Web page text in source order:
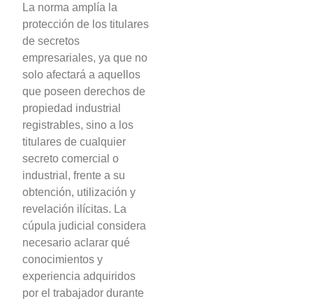
La norma amplía la
protección de los titulares
de secretos
empresariales, ya que no
solo afectará a aquellos
que poseen derechos de
propiedad industrial
registrables, sino a los
titulares de cualquier
secreto comercial o
industrial, frente a su
obtención, utilización y
revelación ilícitas. La
cúpula judicial considera
necesario aclarar qué
conocimientos y
experiencia adquiridos
por el trabajador durante